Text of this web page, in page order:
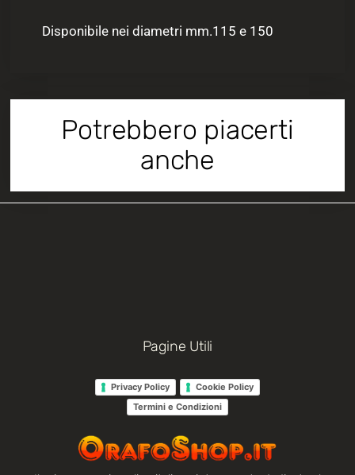
Disponibile nei diametri mm.115 e 150
Potrebbero piacerti
anche
Pagine Utili
Privacy Policy
Cookie Policy
Termini e Condizioni